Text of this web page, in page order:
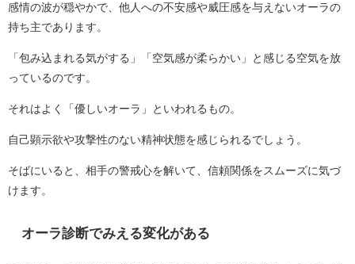
感情の波が穏やかで、他人への不安感や威圧感を与えないオーラの
持ち主であります。
「包み込まれる気がする」「空気感が柔らかい」と感じる空気を放
っているのです。
それはよく「優しいオーラ」といわれるもの。
自己顕示欲や攻撃性のない精神状態を感じられるでしょう。
そばにいると、相手の警戒心を解いて、信頼関係をスムーズに気づ
けます。
オーラ診断でみえる変化がある